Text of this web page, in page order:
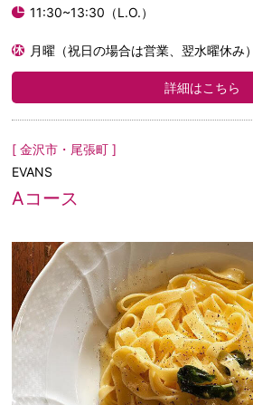
11:30~13:30（L.O.）
月曜（祝日の場合は営業、翌水曜休み）
詳細はこちら
[ 金沢市・尾張町 ]
EVANS
Aコース